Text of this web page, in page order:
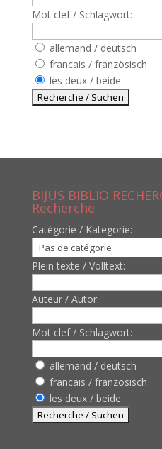
Mot clef / Schlagwort:
allemand / deutsch
francais / französisch
les deux / beide
BIJUS BIBLIO
Recherche
Catègorie / Kategorie:
Plein texte / Volltext:
Auteur / Autor:
Mot clef / Schlagwort:
allemand / deutsch
francais / französisch
les deux / beide